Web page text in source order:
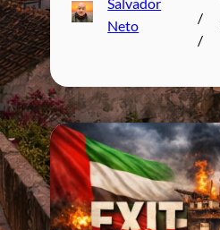
Neto
/
/